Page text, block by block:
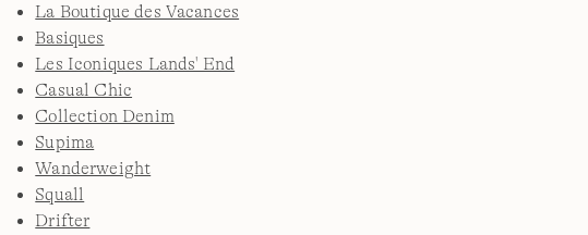
La Boutique des Vacances
Basiques
Les Iconiques Lands' End
Casual Chic
Collection Denim
Supima
Wanderweight
Squall
Drifter